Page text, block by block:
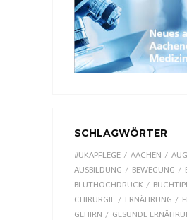
SCHLAGWÖRTER
#UKAPFLEGE AACHEN
AUSBILDUNG
BEWEGUNG
BLUTHOCHDRUCK
CHIRURGIE
ERNÄHRUNG
GEHIRN
GESUNDE